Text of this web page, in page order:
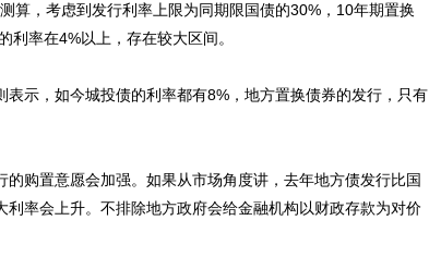
，考虑到发行利率上限为同期限国债的30%，10年期置换
利率在4%以上，存在较大区间。
示，如今城投债的利率都有8%，地方置换债券的发行，只有
购置意愿会加强。如果从市场角度讲，去年地方债发行比国
率会上升。不排除地方政府会给金融机构以财政存款为对价